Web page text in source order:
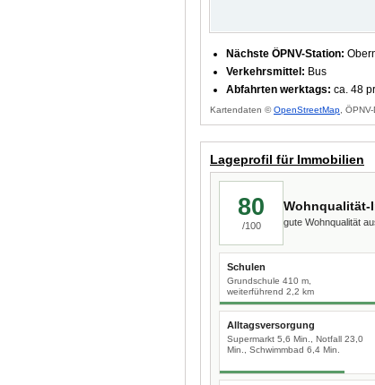
Nächste ÖPNV-Station:
Verkehrsmittel: Bus
Abfahrten werktags: ca. 48
Kartendaten ©OpenStreetMap ,
Lageprofil für Immobilien
80
/100
Wohnqualität-
gute Wohnqualität
Schulen
Grundschule 410 m,
weiterführend 2,2 km
Alltagsversorgung
Supermarkt 5,6 Min., Notfall 23,0
Min., Schwimmbad 6,4 Min.